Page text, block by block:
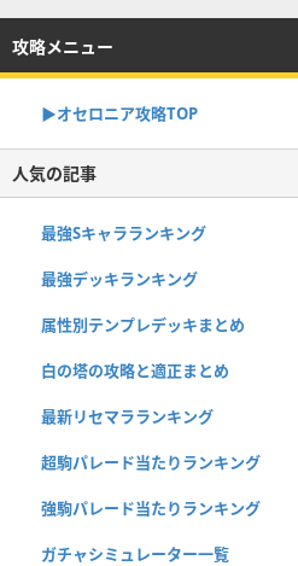
攻略メニュー
▶︎オセロニア攻略TOP
人気の記事
最強Sキャラランキング
最強デッキランキング
属性別テンプレデッキまとめ
白の塔の攻略と適正まとめ
最新リセマラランキング
超駒パレード当たりランキング
強駒パレード当たりランキング
ガチャシミュレーター一覧